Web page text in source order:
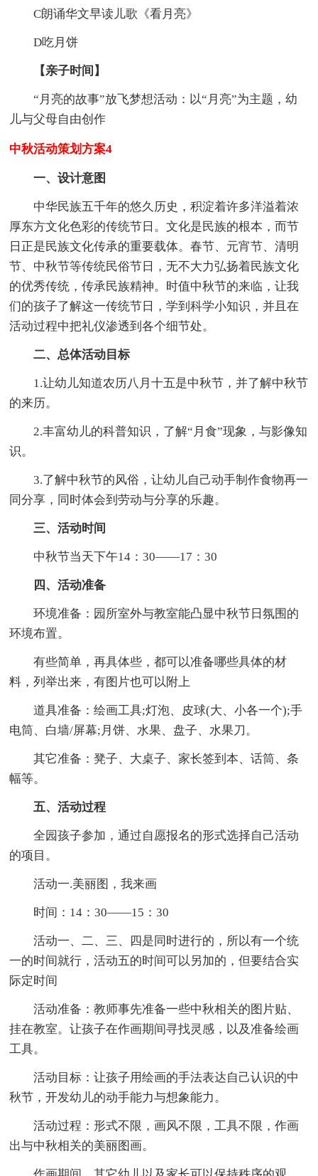
C朗诵华文早读儿歌《看月亮》
D吃月饼
【亲子时间】
“月亮的故事”放飞梦想活动：以“月亮”为主题，幼
儿与父母自由创作
中秋活动策划方案4
一、设计意图
中华民族五千年的悠久历史，积淀着许多洋溢着浓
厚东方文化色彩的传统节日。文化是民族的根本，而节
日正是民族文化传承的重要载体。春节、元宵节、清明
节、中秋节等传统民俗节日，无不大力弘扬着民族文化
的优秀传统，传承民族精神。时值中秋节的来临，让我
们的孩子了解这一传统节日，学到科学小知识，并且在
活动过程中把礼仪渗透到各个细节处。
二、总体活动目标
1.让幼儿知道农历八月十五是中秋节，并了解中秋节
的来历。
2.丰富幼儿的科普知识，了解“月食”现象，与影像知
识。
3.了解中秋节的风俗，让幼儿自己动手制作食物再一
同分享，同时体会到劳动与分享的乐趣。
三、活动时间
中秋节当天下午14：30——17：30
四、活动准备
环境准备：园所室外与教室能凸显中秋节日氛围的
环境布置。
有些简单，再具体些，都可以准备哪些具体的材
料，列举出来，有图片也可以附上
道具准备：绘画工具;灯泡、皮球(大、小各一个);手
电筒、白墙/屏幕;月饼、水果、盘子、水果刀。
其它准备：凳子、大桌子、家长签到本、话筒、条
幅等。
五、活动过程
全园孩子参加，通过自愿报名的形式选择自己活动
的项目。
活动一.美丽图，我来画
时间：14：30——15：30
活动一、二、三、四是同时进行的，所以有一个统
一的时间就行，活动五的时间可以另加的，但要结合实
际定时间
活动准备：教师事先准备一些中秋相关的图片贴、
挂在教室。让孩子在作画期间寻找灵感，以及准备绘画
工具。
活动目标：让孩子用绘画的手法表达自己认识的中
秋节，开发幼儿的动手能力与想象能力。
活动过程：形式不限，画风不限，工具不限，作画
出与中秋相关的美丽图画。